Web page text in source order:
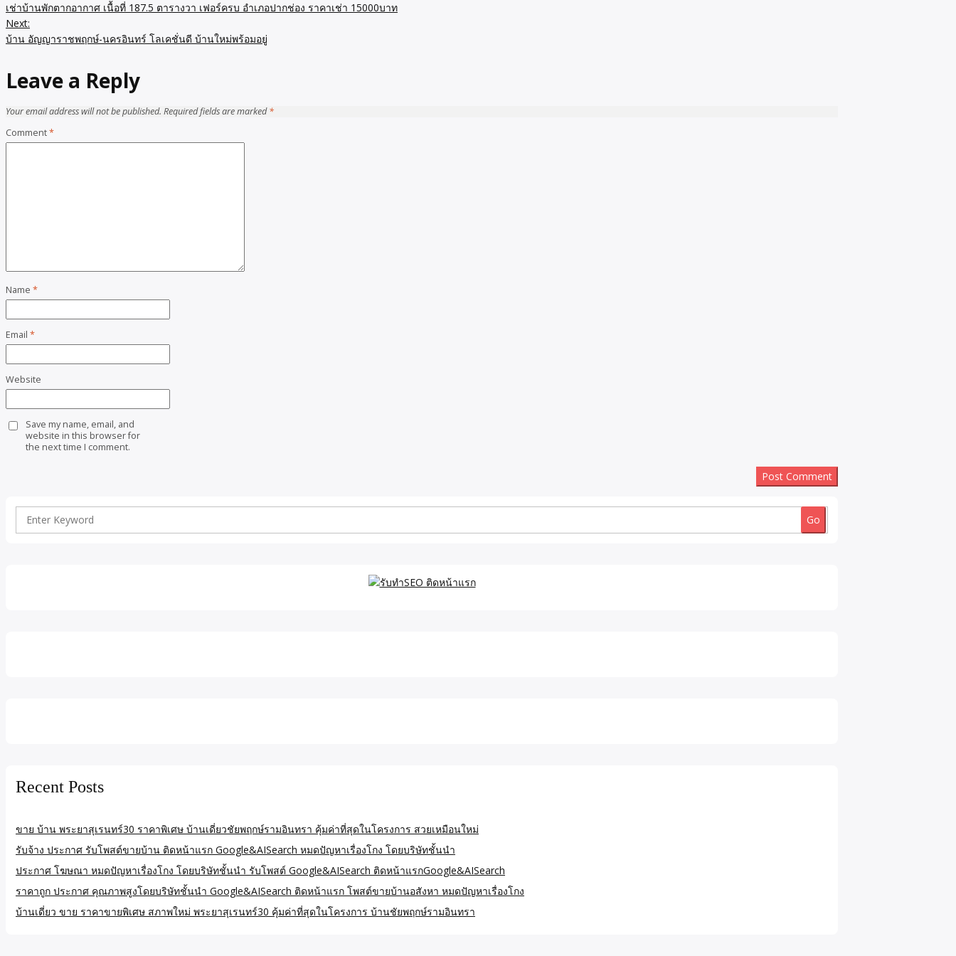
navigation
เช่าบ้านพักตากอากาศ เนื้อที่ 187.5 ตารางวา เฟอร์ครบ อำเภอปากช่อง ราคาเช่า 15000บาท
Next:
บ้าน อัญญาราชพฤกษ์-นครอินทร์ โลเคชั่นดี บ้านใหม่พร้อมอยู่
Leave a Reply
Your email address will not be published. Required fields are marked*
Comment*
Name *
Email *
Website
Save my name, email, and
website in this browser for
the next time I comment.
Search
Recent Posts
ขาย บ้าน พระยาสุเรนทร์30 ราคาพิเศษ บ้านเดี่ยวชัยพฤกษ์รามอินทรา คุ้มค่าที่สุดในโครงการ สวยเหมือนใหม่
รับจ้าง ประกาศ รับโพสต์ขายบ้าน ติดหน้าแรก Google&AISearch หมดปัญหาเรื่องโกง โดยบริษัทชั้นนำ
ประกาศ โฆษณา หมดปัญหาเรื่องโกง โดยบริษัทชั้นนำ รับโพสต์ Google&AISearch ติดหน้าแรกGoogle&AISearch
ราคาถูก ประกาศ คุณภาพสูงโดยบริษัทชั้นนำ Google&AISearch ติดหน้าแรก โพสต์ขายบ้านอสังหา หมดปัญหาเรื่องโกง
บ้านเดี่ยว ขาย ราคาขายพิเศษ สภาพใหม่ พระยาสุเรนทร์30 คุ้มค่าที่สุดในโครงการ บ้านชัยพฤกษ์รามอินทรา